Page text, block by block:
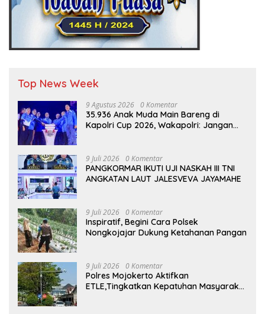
Top News Week
9 Agustus 2026 0 Komentar
35.936 Anak Muda Main Bareng di
Kapolri Cup 2026, Wakapolri: Jangan
9 Juli 2026 0 Komentar
PANGKORMAR IKUTI UJI NASKAH III TNI
ANGKATAN LAUT JALESVEVA JAYAMAHE
9 Juli 2026 0 Komentar
Inspiratif, Begini Cara Polsek
Nongkojajar Dukung Ketahanan Pangan
9 Juli 2026 0 Komentar
Polres Mojokerto Aktifkan
ETLE,Tingkatkan Kepatuhan Masyarakat